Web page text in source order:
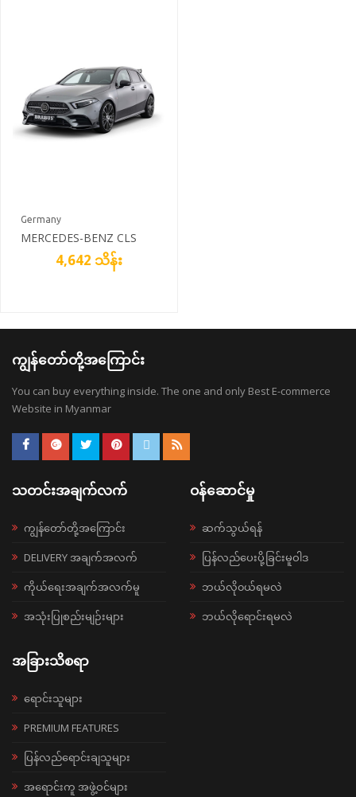
Germany
MERCEDES-BENZ CLS
350 4MATIC COUPÉ
SILVER METALLIC
4,642 သိန်း
ကျွန်တော်တို့အကြောင်း
You can buy everything inside. The one and only Best E-commerce
Website in Myanmar
သတင်းအချက်လက်
ကျွန်တော်တို့အကြောင်း
DELIVERY အချက်အလက်
ကိုယ်ရေးအချက်အလက်မူ
အသုံးပြုစည်းမျဉ်းများ
ဝန်ဆောင်မှု
ဆက်သွယ်ရန်
ပြန်လည်ပေးပို့ခြင်းမူဝါဒ
ဘယ်လို၀ယ်ရမလဲ
ဘယ်လိုရောင်းရမလဲ
အခြားသိစရာ
ရောင်းသူများ
PREMIUM FEATURES
ပြန်လည်ရောင်းချသူများ
အရောင်းကူ အဖွဲ့ဝင်များ